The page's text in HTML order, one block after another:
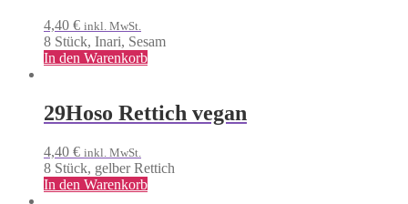
4,40 € inkl. MwSt.
8 Stück, Inari, Sesam
In den Warenkorb
29Hoso Rettich vegan
4,40 € inkl. MwSt.
8 Stück, gelber Rettich
In den Warenkorb